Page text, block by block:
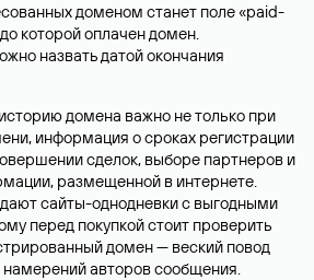
доменом станет поле «paid-
которой оплачен домен.
назвать датой окончания
домена важно не только при
информация о сроках регистрации
сделок, выборе партнеров и
размещенной в интернете.
сайты-однодневки с выгодными
перед покупкой стоит проверить
домен — веский повод
намерений авторов сообщения.